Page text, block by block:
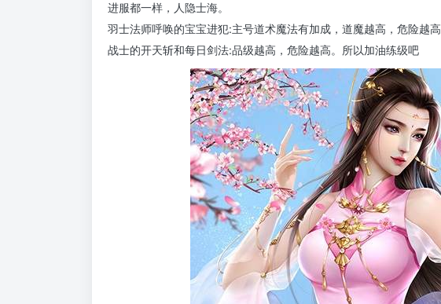
进服都一样，人隐士海。
羽士法师呼唤的宝宝进犯:主号道术魔法有加成，道魔越高，危险越高
战士的开天斩和每日剑法:品级越高，危险越高。所以加油练级吧